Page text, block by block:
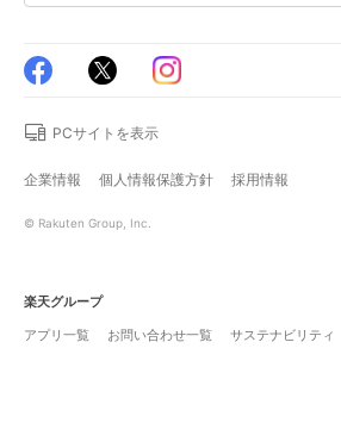
PCサイトを表示
企業情報 個人情報保護方針 採用情報
© Rakuten Group, Inc.
楽天グループ
アプリ一覧
お問い合わせ一覧 サステナビリティ